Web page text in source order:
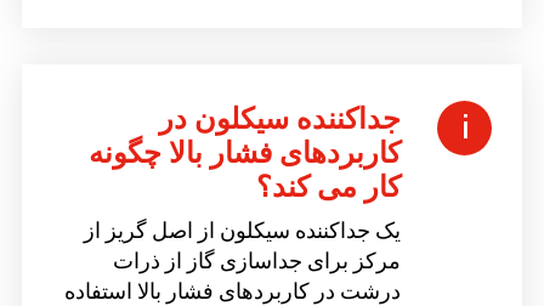
جداکننده سیکلون در
کاربردهای فشار بالا چگونه
کار می کند؟
یک جداکننده سیکلون از اصل گریز از
مرکز برای جداسازی گاز از ذرات
درشت در کاربردهای فشار بالا استفاده